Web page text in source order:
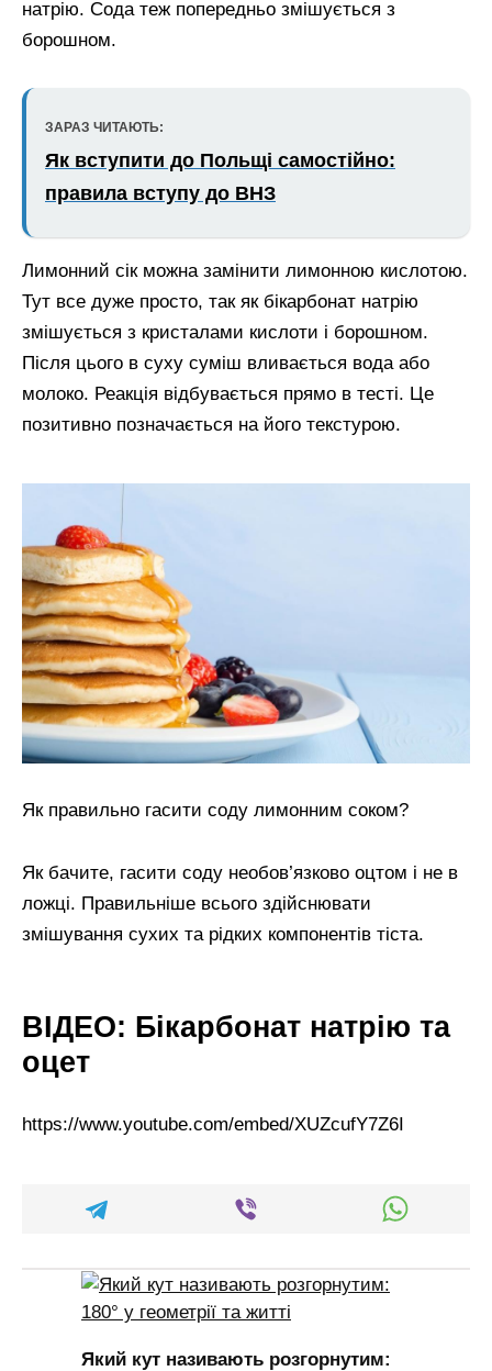
натрію. Сода теж попередньо змішується з
борошном.
ЗАРАЗ ЧИТАЮТЬ:
Як вступити до Польщі самостійно:
правила вступу до ВНЗ
Лимонний сік можна замінити лимонною кислотою.
Тут все дуже просто, так як бікарбонат натрію
змішується з кристалами кислоти і борошном.
Після цього в суху суміш вливається вода або
молоко. Реакція відбувається прямо в тесті. Це
позитивно позначається на його текстурою.
Як правильно гасити соду лимонним соком?
Як бачите, гасити соду необов’язково оцтом і не в
ложці. Правильніше всього здійснювати
змішування сухих та рідких компонентів тіста.
ВІДЕО: Бікарбонат натрію та
оцет
https://www.youtube.com/embed/XUZcufY7Z6I
Який кут називають розгорнутим: